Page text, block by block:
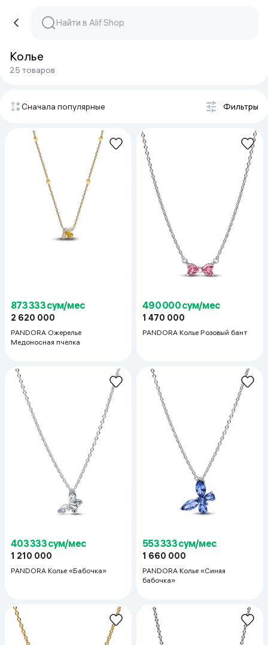
Колье
25 товаров
Сначала популярные Фильтры
873 333 сум/мес
2 620 000
PANDORA Ожерелье
Медоносная пчелка
490 000 сум/мес
1 470 000
PANDORA Колье Розовый бант
403 333 сум/мес
1 210 000
PANDORA Колье «Бабочка»
553 333 сум/мес
1 660 000
PANDORA Колье «Синяя
бабочка»